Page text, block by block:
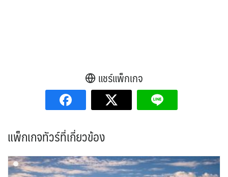
แชร์แพ็กเกจ
แพ็กเกจทัวร์ที่เกี่ยวข้อง